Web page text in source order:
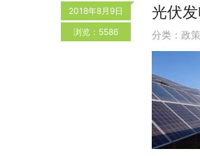
2018年8月9日
浏览：5586
光伏
分类： 政